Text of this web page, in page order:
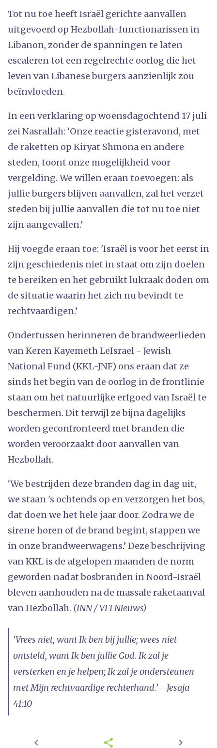
Tot nu toe heeft Israël gerichte aanvallen
uitgevoerd op Hezbollah-functionarissen in
Libanon, zonder de spanningen te laten
escaleren tot een regelrechte oorlog die het
leven van Libanese burgers aanzienlijk zou
beïnvloeden.
In een verklaring op woensdagochtend 17 juli
zei Nasrallah: ‘Onze reactie gisteravond, met
de raketten op Kiryat Shmona en andere
steden, toont onze mogelijkheid voor
vergelding. We willen eraan toevoegen: als
jullie burgers blijven aanvallen, zal het verzet
steden bij jullie aanvallen die tot nu toe niet
zijn aangevallen.’
Hij voegde eraan toe: 'Israël is voor het eerst in
zijn geschiedenis niet in staat om zijn doelen
te bereiken en het gebruikt lukraak doden om
de situatie waarin het zich nu bevindt te
rechtvaardigen.’
Ondertussen herinneren de brandweerlieden
van Keren Kayemeth LeIsrael - Jewish
National Fund (KKL-JNF) ons eraan dat ze
sinds het begin van de oorlog in de frontlinie
staan om het natuurlijke erfgoed van Israël te
beschermen. Dit terwijl ze bijna dagelijks
worden geconfronteerd met branden die
worden veroorzaakt door aanvallen van
Hezbollah.
‘We bestrijden deze branden dag in dag uit,
we staan 's ochtends op en verzorgen het bos,
dat doen we het hele jaar door. Zodra we de
sirene horen of de brand begint, stappen we
in onze brandweerwagens.’ Deze beschrijving
van KKL is de afgelopen maanden de norm
geworden nadat bosbranden in Noord-Israël
bleven aanhouden na de massale raketaanval
van Hezbollah. (INN / VFI Nieuws)
‘Vrees niet, want Ik ben bij jullie; wees niet
ontsteld, want Ik ben jullie God. Ik zal je
versterken en je helpen; Ik zal je ondersteunen
met Mijn rechtvaardige rechterhand.’ - Jesaja
41:10